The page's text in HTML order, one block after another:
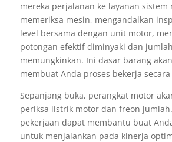
mereka perjalanan ke layanan sistem
memeriksa mesin, mengandalkan
level bersama dengan unit motor,
potongan efektif diminyaki dan
memungkinkan. Ini dasar barang
membuat Anda proses bekerja
Sepanjang buka, perangkat motor
periksa listrik motor dan freon
pekerjaan dapat membantu buat
untuk menjalankan pada kinerja